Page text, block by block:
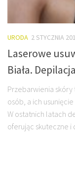
URODA 2 STYCZNIA
Laserowe
Biała.
Przebarwienia
osób, a ich
W ostatnich latach
oferując skuteczne i